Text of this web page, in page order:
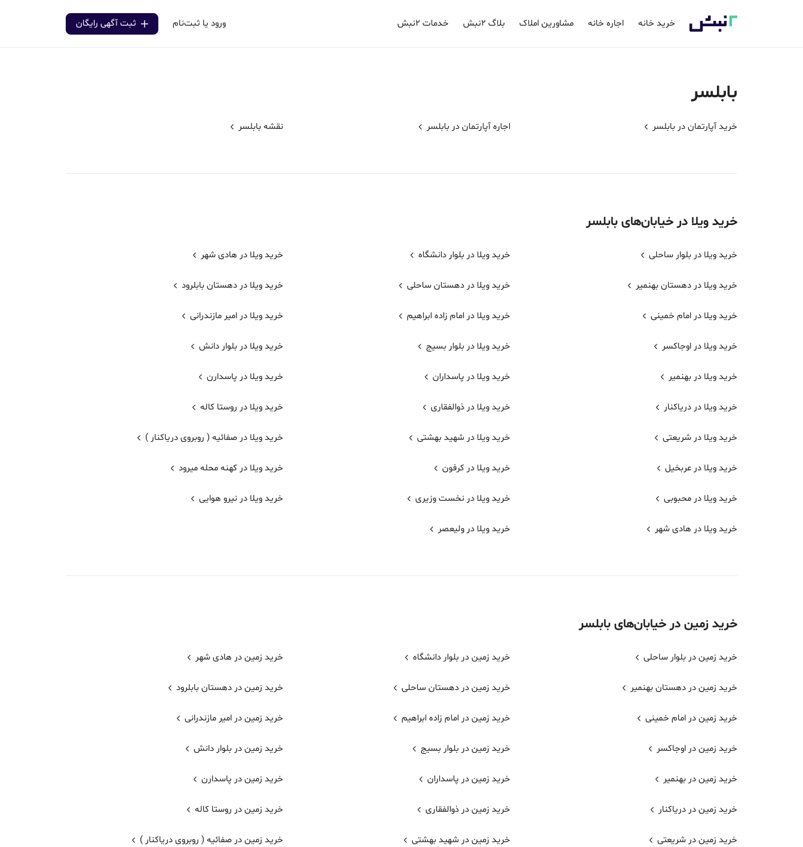
خرید خانه اجاره خانه مشاورین املاک بلاگ ۲نبش خدمات ۲نبش ورود یا ثبت‌نام ثبت آگهی رایگان
بابلسر
خرید آپارتمان در بابلسر اجاره آپارتمان در بابلسر نقشهبابلسر
خرید ویلا در خیابان‌های بابلسر
خرید ویلا در بلوار ساحلی خرید ویلا در بلوار دانشگاه خرید ویلا در هادی شهر
خرید ویلا در دهستان بهنمیر خرید ویلا در دهستان ساحلی خرید ویلا در دهستان بابلرود
خرید ویلا در امام خمینی خرید ویلا در امام زاده ابراهیم خرید ویلا در امیر مازندرانی
خرید ویلا در اوجاکسر خرید ویلا در بلوار بسیج خرید ویلا در بلوار دانش
خرید ویلا در بهنمیر خرید ویلا در پاسداران خرید ویلا در پاسدارن
خرید ویلا در دریاکنار خرید ویلا در ذوالفقاری خرید ویلا در روستا کاله
خرید ویلا در شریعتی خرید ویلا در شهید بهشتی خرید ویلا در صفائیه ( روبروی دریاکنار )
خرید ویلا در عربخیل خرید ویلا در کرفون خرید ویلا در کهنه محله میرود
خرید ویلا در محبوبی خرید ویلا در نخست وزیری خرید ویلا در نیرو هوایی
خرید ویلا در هادی شهر خرید ویلا در ولیعصر
خرید زمین در خیابان‌های بابلسر
خرید زمین در بلوار ساحلی خرید زمین در بلوار دانشگاه خرید زمین در هادی شهر
خرید زمین در دهستان بهنمیر خرید زمین در دهستان ساحلی خرید زمین در دهستان بابلرود
خرید زمین در امام خمینی خرید زمین در امام زاده ابراهیم خرید زمین در امیر مازندرانی
خرید زمین در اوجاکسر خرید زمین در بلوار بسیج خرید زمین در بلوار دانش
خرید زمین در بهنمیر خرید زمین در پاسداران خرید زمین در پاسدارن
خرید زمین در دریاکنار خرید زمین در ذوالفقاری خرید زمین در روستا کاله
خرید زمین در شریعتی خرید زمین در شهید بهشتی خرید زمین در صفائیه ( روبروی دریاکنار )